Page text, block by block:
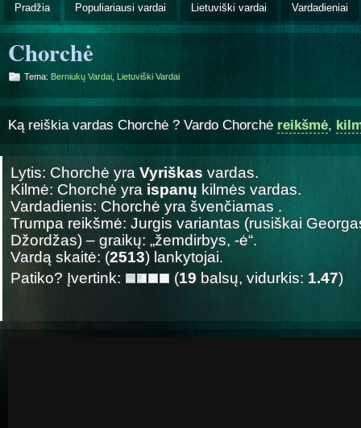
Pradžia Populiariausi vardai Lietuviški vardai Vardadieniai
Chorchė
Tema: Berniukų Vardai Lietuviški Vardai
Ką reiškia vardas Chorchė ? Vardo Chorchė reikšmė,
Lytis: Chorchė yra Vyriškas vardas.
Kilmė: Chorchė yra ispanų kilmės vardas.
Vardadienis: Chorchė yra švenčiamas .
Trumpa reikšmė: Jurgis variantas (rusiškai
Džordžas) – graikų: „žemdirbys, -ė“.
Vardą skaitė: (2513) lankytojai.
Patiko? Įvertink:
(19 balsų, vidurkis: 1.47)